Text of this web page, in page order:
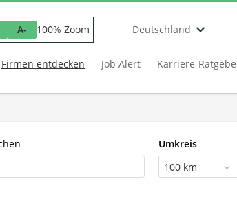
A- 100% Zoom Deutschland
Firmen entdecken Job Alert Karriere-
Umkreis
100 km